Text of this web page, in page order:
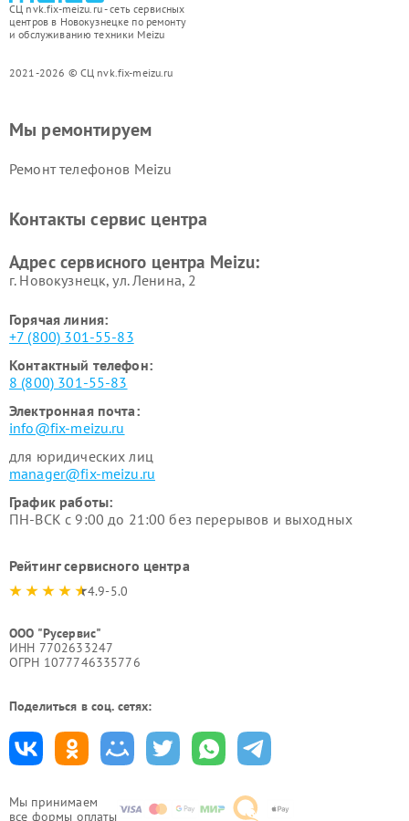
СЦ nvk.fix-meizu.ru - сеть сервисных
центров в Новокузнецке по ремонту
и обслуживанию техники Meizu
2021-2026 © СЦ nvk.fix-meizu.ru
Мы принимаем
все формы оплаты
Мы ремонтируем
Ремонт телефонов Meizu
Контакты сервис центра
Адрес сервисного центра Meizu:
г. Новокузнецк, ул. Ленина, 2
Горячая линия:
+7 (800) 301-55-83
Контактный телефон:
8 (800) 301-55-83
Электронная почта:
info@fix-meizu.ru
для юридических лиц
manager@fix-meizu.ru
График работы:
ПН-ВСК с 9:00 до 21:00 без перерывов и выходных
Рейтинг сервисного центра
4.9-5.0
ООО "Русервис"
ИНН 7702633247
ОГРН 1077746335776
Поделиться в соц. сетях: